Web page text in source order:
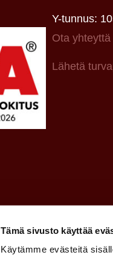
Tämä sivusto käyttää
Käytämme evästeitä
Y-tunnus:
Ota yhteyttä
Lähetä